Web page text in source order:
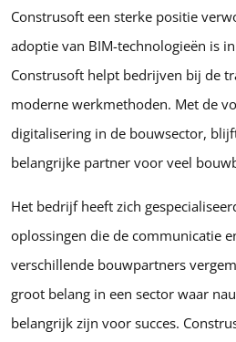
Construsoft een sterke positie
adoptie van BIM-technologieën is
Construsoft helpt bedrijven bij de
moderne werkmethoden. Met de
digitalisering in de bouwsector,
belangrijke partner voor veel
Het bedrijf heeft zich
oplossingen die de communicatie
verschillende bouwpartners
groot belang in een sector waar
belangrijk zijn voor succes.